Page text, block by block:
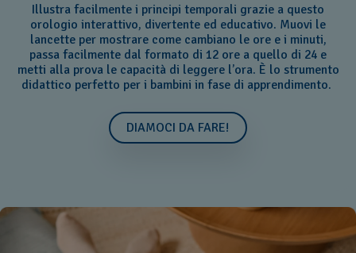
Illustra facilmente i principi temporali grazie a questo
orologio interattivo, divertente ed educativo. Muovi le
lancette per mostrare come cambiano le ore e i minuti,
passa facilmente dal formato di 12 ore a quello di 24 e
metti alla prova le capacità di leggere l’ora. È lo strumento
didattico perfetto per i bambini in fase di apprendimento.
DIAMOCI DA FARE!